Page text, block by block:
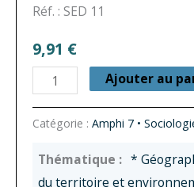
Réf. : SED 11
9,91 €
quantité
de
Les
sociales
Ajouter au
Catégorie : Amphi 7 •
*
du territoire et